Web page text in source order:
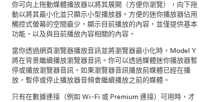
你可向上拖動媒體播放器以將其展開（方便你瀏覽），向下拖
動以將其最小化並只顯示小型播放器。方便的迷你播放器佔用
觸控式螢幕的空間最少，顯示目前播放的內容，並僅提供基本
功能，以及與目前播放內容相關的內容。
當你透過網頁瀏覽器播放音訊並將瀏覽器最小化時， Model Y
將在背景繼續播放瀏覽器音訊。你可以透過媒體迷你播放器暫
停或播放瀏覽器音訊。如果瀏覽器音訊播放前媒體已經在播
放，暫停或停止播放器音頻會繼續播放之前的媒體。
只有在數據連接（例如 Wi-Fi 或 Premium 連接）可用時，才